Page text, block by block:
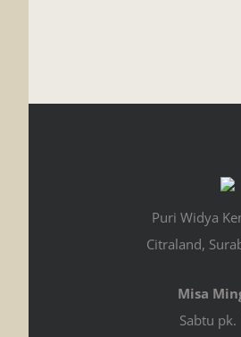
Puri Widya
Citraland,
Misa
Sabtu pk.